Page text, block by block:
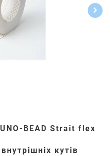
BEAD Strait flex
кутів